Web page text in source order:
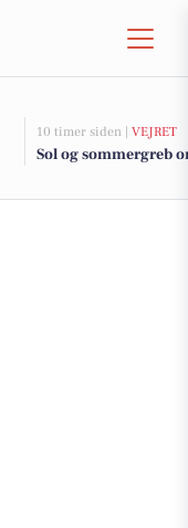
10 timer siden | VEJRET
Sol og sommergreb